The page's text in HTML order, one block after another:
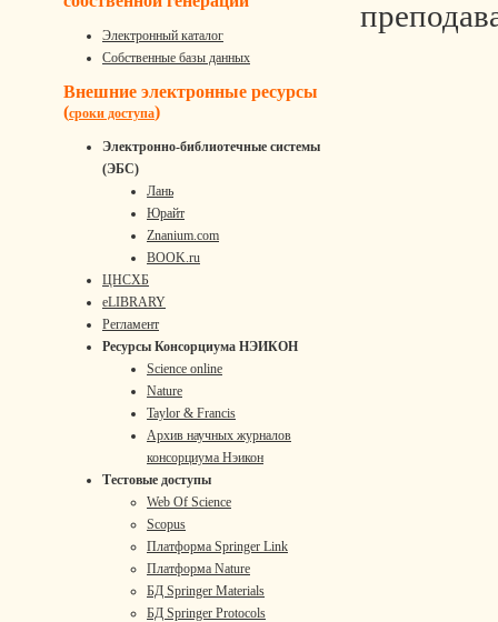
Электронный каталог
Собственные базы данных
Внешние электронные ресурсы
(сроки доступа)
Электронно-библиотечные системы
(ЭБС)
Лань
Юрайт
Znanium.com
BOOK.ru
ЦНСХБ
eLIBRARY
Регламент
Ресурсы Консорциума НЭИКОН
Science online
Nature
Taylor & Francis
Архив научных журналов
консорциума Нэикон
Тестовые доступы
Web Of Science
Scopus
Платформа Springer Link
Платформа Nature
БД Springer Materials
БД Springer Protocols